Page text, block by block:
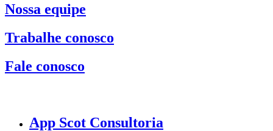
Nossa equipe
Trabalhe conosco
Fale conosco
App Scot Consultoria